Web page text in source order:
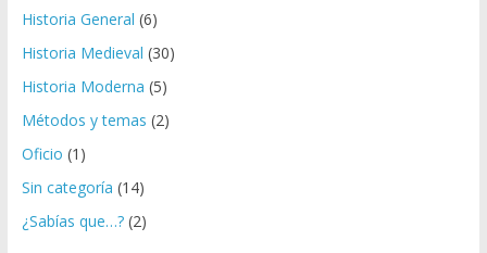
Historia General (6)
Historia Medieval (30)
Historia Moderna (5)
Métodos y temas (2)
Oficio (1)
Sin categoría (14)
¿Sabías que…?(2)